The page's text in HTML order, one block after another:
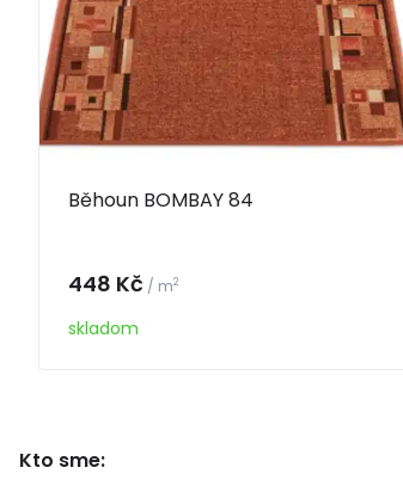
Běhoun BOMBAY 84
448 Kč / m2
skladom
Kto sme: